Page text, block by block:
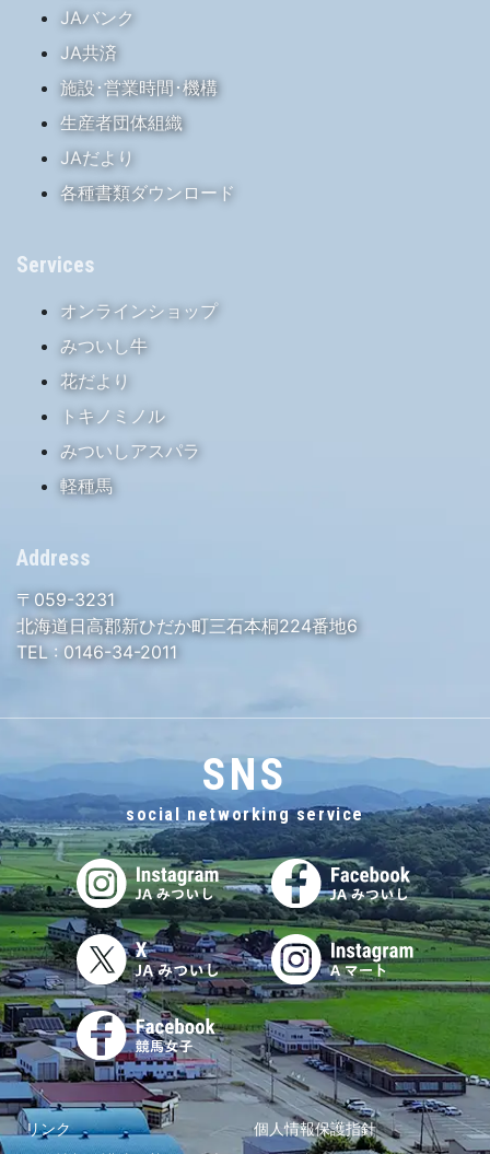
JAバンク
JA共済
施設･営業時間･機構
生産者団体組織
JAだより
各種書類ダウンロード
Services
オンラインショップ
みついし牛
花だより
トキノミノル
みついしアスパラ
軽種馬
Address
〒059-3231
北海道日高郡新ひだか町三石本桐224番地6
TEL : 0146-34-2011
SNS
social networking service
リンク
個人情報保護指針